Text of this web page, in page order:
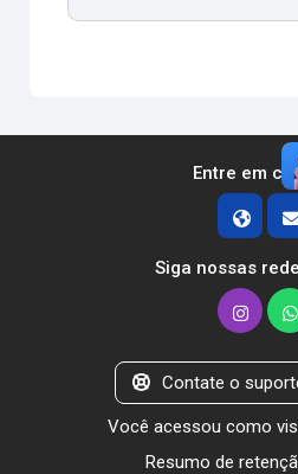
Entre em
Siga nossas
Contate o
Você acessou como
Resumo de